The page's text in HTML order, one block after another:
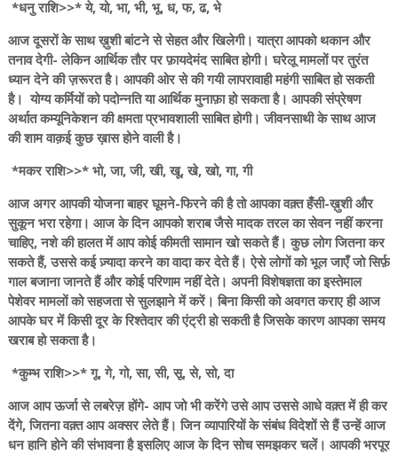
*धनु राशि>>* ये, यो, भा, भी, भू, ध, फ, ढ, भे
आज दूसरों के साथ ख़ुशी बांटने से सेहत और खिलेगी। यात्रा आपको थकान और
तनाव देगी- लेकिन आर्थिक तौर पर फ़ायदेमंद साबित होगी। घरेलू मामलों पर तुरंत
ध्यान देने की ज़रूरत है। आपकी ओर से की गयी लापरावाही महंगी साबित हो सकती
है। योग्य कर्मियों को पदोन्नति या आर्थिक मुनाफ़ा हो सकता है। आपकी संप्रेषण
अर्थात कम्यूनिकेशन की क्षमता प्रभावशाली साबित होगी। जीवनसाथी के साथ आज
की शाम वाक़ई कुछ ख़ास होने वाली है।
*मकर राशि>>* भो, जा, जी, खी, खू, खे, खो, गा, गी
आज अगर आपकी योजना बाहर घूमने-फिरने की है तो आपका वक़्त हँसी-ख़ुशी और
सुकून भरा रहेगा। आज के दिन आपको शराब जैसे मादक तरल का सेवन नहीं करना
चाहिए, नशे की हालत में आप कोई कीमती सामान खो सकते हैं। कुछ लोग जितना कर
सकते हैं, उससे कई ज़्यादा करने का वादा कर देते हैं। ऐसे लोगों को भूल जाएँ जो सिर्फ़
गाल बजाना जानते हैं और कोई परिणाम नहीं देते। अपनी विशेषज्ञता का इस्तेमाल
पेशेवर मामलों को सहजता से सुलझाने में करें। बिना किसी को अवगत कराए ही आज
आपके घर में किसी दूर के रिश्तेदार की एंट्री हो सकती है जिसके कारण आपका समय
खराब हो सकता है।
*कुम्भ राशि>>* गू, गे, गो, सा, सी, सू, से, सो, दा
आज आप ऊर्जा से लबरेज़ होंगे- आप जो भी करेंगे उसे आप उससे आधे वक़्त में ही कर
देंगे, जितना वक़्त आप अक्सर लेते हैं। जिन व्यापारियों के संबंध विदेशों से हैं उन्हें आज
धन हानि होने की संभावना है इसलिए आज के दिन सोच समझकर चलें। आपकी भरपूर